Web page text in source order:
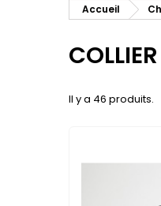
Accueil
Il y a 46 produits.